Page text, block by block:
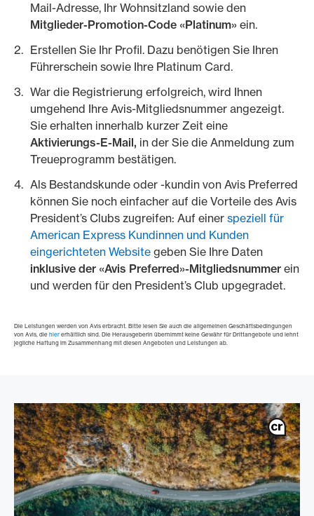
Mail-Adresse, Ihr Wohnsitzland sowie den
Mitglieder-Promotion-Code «Platinum» ein.
Erstellen Sie Ihr Profil. Dazu benötigen Sie Ihren
Führerschein sowie Ihre Platinum Card.
War die Registrierung erfolgreich, wird Ihnen
umgehend Ihre Avis-Mitgliedsnummer angezeigt.
Sie erhalten innerhalb kurzer Zeit eine
Aktivierungs-E-Mail, in der Sie die Anmeldung zum
Treueprogramm bestätigen.
Als Bestandskunde oder -kundin von Avis Preferred
können Sie noch einfacher auf die Vorteile des Avis
President’s Clubs zugreifen: Auf einer speziell für
American Express Kundinnen und Kunden
eingerichteten Website geben Sie Ihre Daten
inklusive der «Avis Preferred»-Mitgliedsnummer ein
und werden für den President’s Club upgegradet.
Die Leistungen werden von Avis erbracht. Bitte lesen Sie auch die allgemeinen Geschäftsbedingungen
von Avis, die hier erhältlich sind. Die Herausgeberin übernimmt keine Gewähr für Drittangebote und lehnt
jegliche Haftung im Zusammenhang mit diesen Angeboten und Leistungen ab.